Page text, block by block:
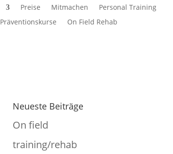
Preise Mitmachen
Personal Training
Präventionskurse
On Field Rehab
Neueste Beiträge
On field
training/rehab